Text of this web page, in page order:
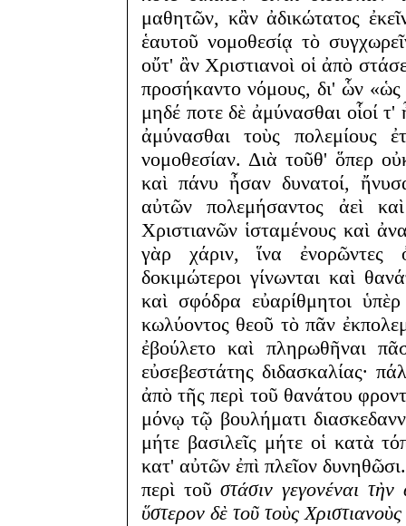
μαθητῶν, κἂν ἀδικώτατος
ἑαυτοῦ νομοθεσίᾳ τὸ
οὔτ' ἂν Χριστιανοὶ οἱ ἀπὸ
προσήκαντο νόμους, δι' ὧν «ὡς
μηδέ ποτε δὲ ἀμύνασθαι οἷοί τ'
ἀμύνασθαι τοὺς πολεμίους
νομοθεσίαν. Διὰ τοῦθ' ὅπερ
καὶ πάνυ ἦσαν δυνατοί,
αὐτῶν πολεμήσαντος ἀεὶ
Χριστιανῶν ἱσταμένους καὶ
γὰρ χάριν, ἵνα ἐνορῶντες
δοκιμώτεροι γίνωνται καὶ
καὶ σφόδρα εὐαρίθμητοι
κωλύοντος θεοῦ τὸ πᾶν
ἐβούλετο καὶ πληρωθῆναι
εὐσεβεστάτης διδασκαλίας·
ἀπὸ τῆς περὶ τοῦ θανάτου
μόνῳ τῷ βουλήματι
μήτε βασιλεῖς μήτε οἱ κατὰ
κατ' αὐτῶν ἐπὶ πλεῖον
περὶ τοῦστάσιν γεγονέναι
ὕστερον δὲ τοῦ τοὺς